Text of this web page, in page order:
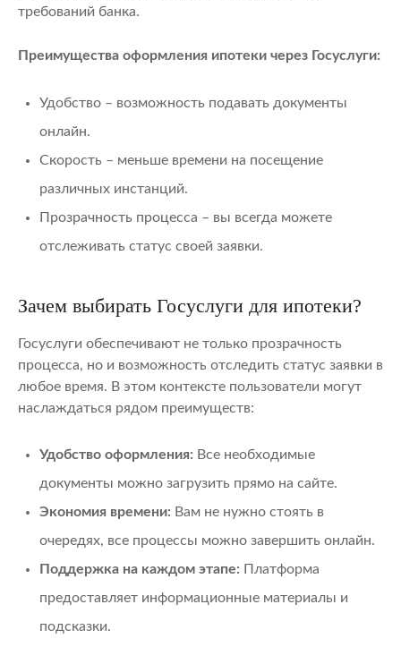
требований банка.
Преимущества оформления ипотеки через Госуслуги:
Удобство – возможность подавать документы
онлайн.
Скорость – меньше времени на посещение
различных инстанций.
Прозрачность процесса – вы всегда можете
отслеживать статус своей заявки.
Зачем выбирать Госуслуги для ипотеки?
Госуслуги обеспечивают не только прозрачность
процесса, но и возможность отследить статус заявки в
любое время. В этом контексте пользователи могут
наслаждаться рядом преимуществ:
Удобство оформления: Все необходимые
документы можно загрузить прямо на сайте.
Экономия времени: Вам не нужно стоять в
очередях, все процессы можно завершить онлайн.
Поддержка на каждом этапе: Платформа
предоставляет информационные материалы и
подсказки.